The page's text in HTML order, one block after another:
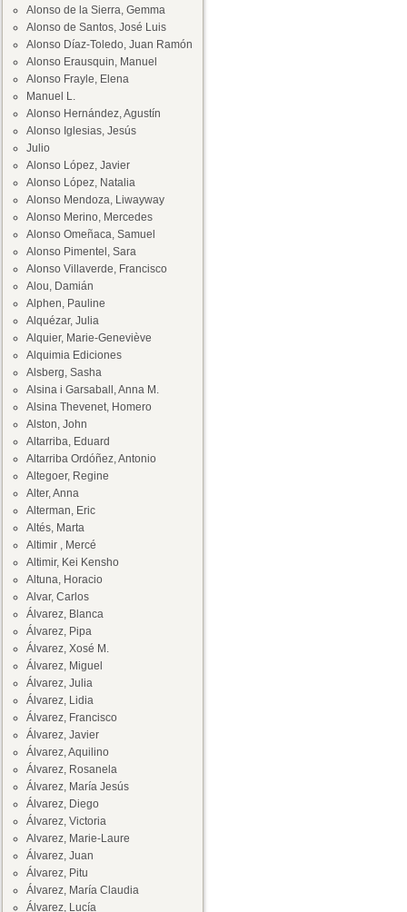
Alonso de la Sierra, Gemma
Alonso de Santos, José Luis
Alonso Díaz-Toledo, Juan Ramón
Alonso Erausquin, Manuel
Alonso Frayle, Elena
Manuel L.
Alonso Hernández, Agustín
Alonso Iglesias, Jesús
Julio
Alonso López, Javier
Alonso López, Natalia
Alonso Mendoza, Liwayway
Alonso Merino, Mercedes
Alonso Omeñaca, Samuel
Alonso Pimentel, Sara
Alonso Villaverde, Francisco
Alou, Damián
Alphen, Pauline
Alquézar, Julia
Alquier, Marie-Geneviève
Alquimia Ediciones
Alsberg, Sasha
Alsina i Garsaball, Anna M.
Alsina Thevenet, Homero
Alston, John
Altarriba, Eduard
Altarriba Ordóñez, Antonio
Altegoer, Regine
Alter, Anna
Alterman, Eric
Altés, Marta
Altimir , Mercé
Altimir, Kei Kensho
Altuna, Horacio
Alvar, Carlos
Álvarez, Blanca
Álvarez, Pipa
Álvarez, Xosé M.
Álvarez, Miguel
Álvarez, Julia
Álvarez, Lidia
Álvarez, Francisco
Álvarez, Javier
Álvarez, Aquilino
Álvarez, Rosanela
Álvarez, María Jesús
Álvarez, Diego
Álvarez, Victoria
Alvarez, Marie-Laure
Álvarez, Juan
Álvarez, Pitu
Álvarez, María Claudia
Álvarez, Lucía